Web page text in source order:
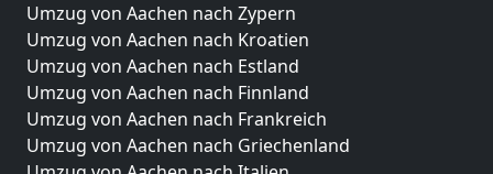
Umzug von Aachen nach Zypern
Umzug von Aachen nach Kroatien
Umzug von Aachen nach Estland
Umzug von Aachen nach Finnland
Umzug von Aachen nach Frankreich
Umzug von Aachen nach Griechenland